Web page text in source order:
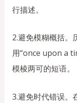
行描述。
2.避免模糊概括。
用“once upon a
模棱两可的短语。
3.避免时代错误。